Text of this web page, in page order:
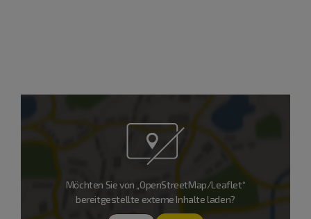
Möchten Sie von „OpenStreetMap/Leaflet“
bereitgestellte externe Inhalte laden?